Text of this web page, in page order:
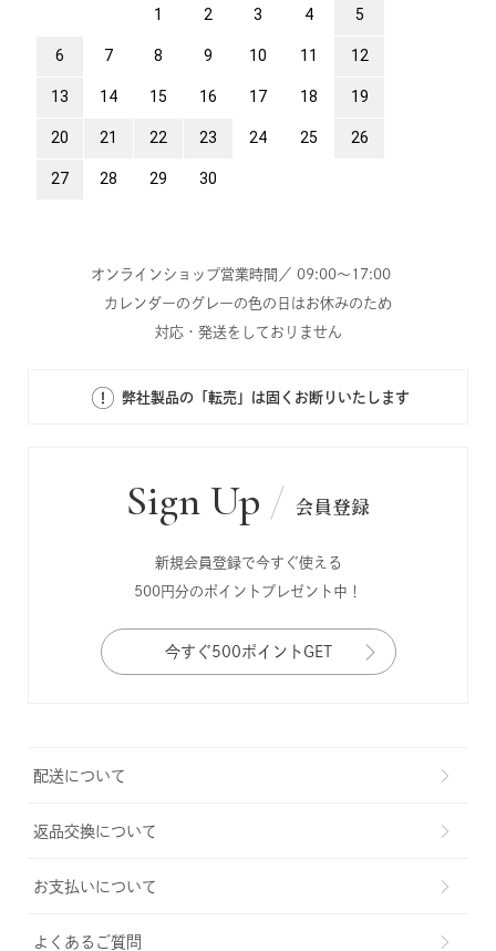
配送について
返品交換について
お支払いについて
よくあるご質問
オンラインショップ営業時間／ 09:00～17:00
カレンダーのグレーの色の日はお休みのため
対応・発送をしておりません
弊社製品の「転売」は固くお断りいたします
Sign Up 会員登録
新規会員登録で今すぐ使える
500円分のポイントプレゼント中！
今すぐ500ポイントGET